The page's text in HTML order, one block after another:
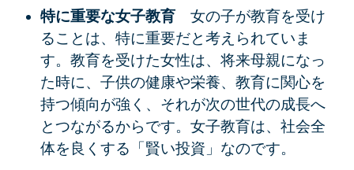
特に重要な女子教育 女の子が教育を受け
ることは、特に重要だと考えられていま
す。教育を受けた女性は、将来母親になっ
た時に、子供の健康や栄養、教育に関心を
持つ傾向が強く、それが次の世代の成長へ
とつながるからです。女子教育は、社会全
体を良くする「賢い投資」なのです。